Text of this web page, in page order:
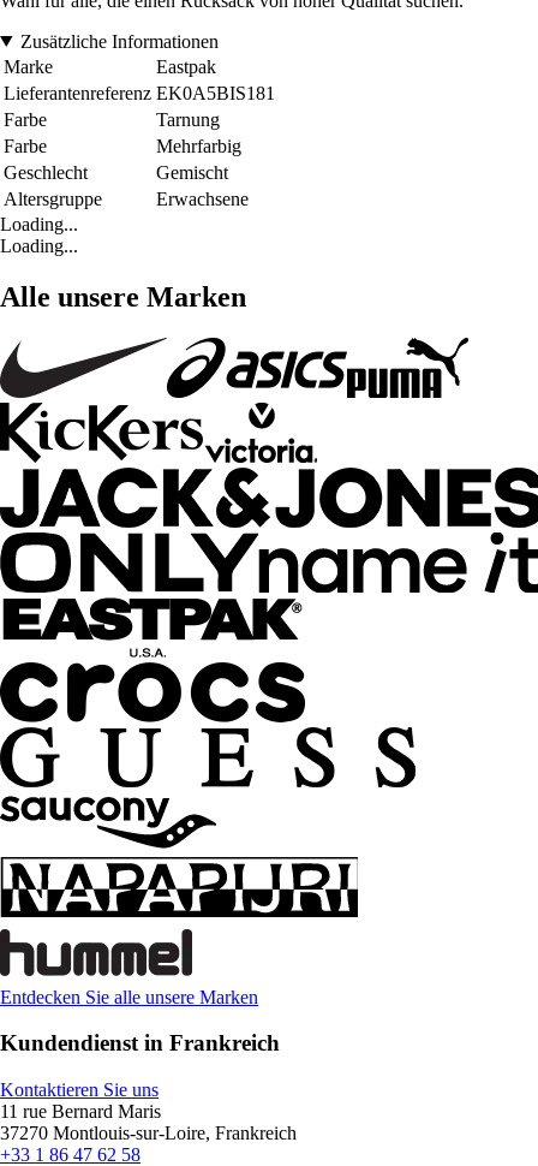
Zusätzliche Informationen
Marke
Eastpak
Lieferantenreferenz EK0A5BIS181
Farbe
Tarnung
Farbe
Mehrfarbig
Geschlecht
Gemischt
Altersgruppe
Erwachsene
Loading...
Loading...
Alle unsere Marken
Entdecken Sie alle unsere Marken
Kundendienst in Frankreich
Kontaktieren Sie uns
11 rue Bernard Maris
37270 Montlouis-sur-Loire, Frankreich
+33 1 86 47 62 58